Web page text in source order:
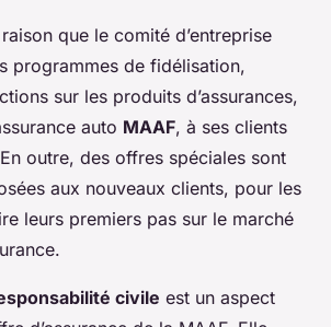
que le comité d’entreprise
programmes de fidélisation,
sur les produits d’assurances,
auto MAAF, à ses clients
outre, des offres spéciales sont
aux nouveaux clients, pour les
leurs premiers pas sur le marché
civile est un aspect